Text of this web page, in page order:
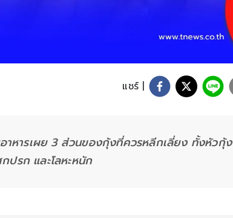
แชร์ |
หารเผย 3 ส่วนของกุ้งที่ควรหลีกเลี่ยง ทั้งหัวกุ้ง
ปรก และโลหะหนัก